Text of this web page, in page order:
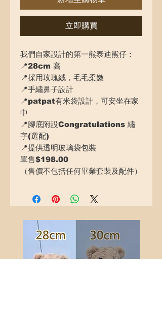
立即購買
我們自家設計的第一熊泰迪熊仔：
📍28cm 高
📍採用玫瑰絨，毛毛柔嫩
📍手繡鼻子設計
📍patpat有米袋設計，可安坐在家
中
📍腳底附設Congratulations 繡
字(選配)
📍提供透明玻璃袋包裝
單售$198.00
（售價不包括任何畢業套裝及配件）